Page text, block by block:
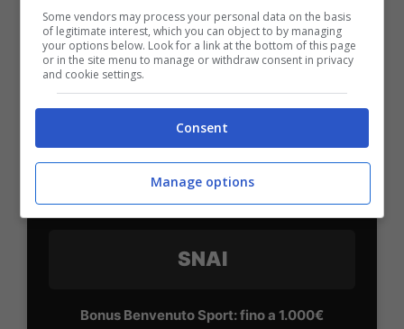
Per i nuovi utenti della piattaforma: 100% fino a 50€ in
Bonus Scommesse + 100% fino a 2000€ in Bonus
Sport
2050€
SNAI
Bonus Benvenuto Sport: fino a 1.000€
Some vendors may process your personal data on the basis
of legitimate interest, which you can object to by managing
your options below. Look for a link at the bottom of this page
or in the site menu to manage or withdraw consent in privacy
and cookie settings.
Consent
Manage options